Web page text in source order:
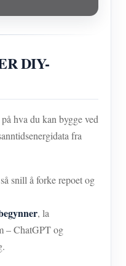
DIY-
hva du kan bygge ved
fra
snill å forke repoet og
, la
– ChatGPT og